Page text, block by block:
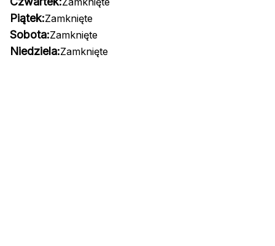
Piątek:Zamknięte
Sobota:Zamknięte
Niedziela:Zamknięte